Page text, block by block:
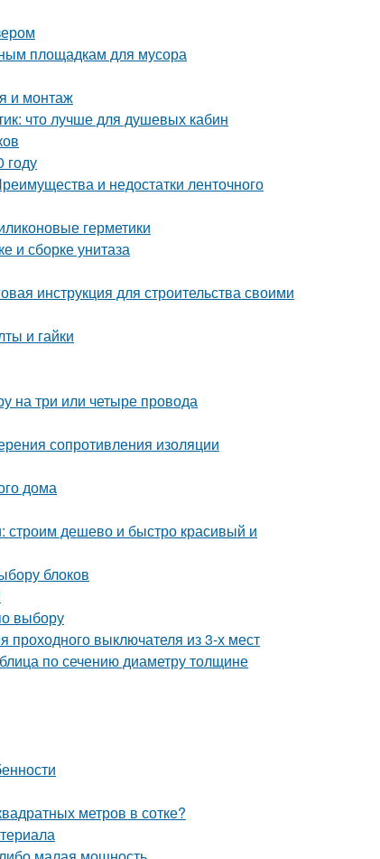
площадкам для мусора
и монтаж
что лучше для душевых кабин
году
и недостатки ленточного
герметики
и сборке унитаза
инструкция для строительства своими
и гайки
на три или четыре провода
сопротивления изоляции
дома
строим дешево и быстро красивый и
блоков
выбору
выключателя из 3-х мест
по сечению диаметру толщине
метров в сотке?